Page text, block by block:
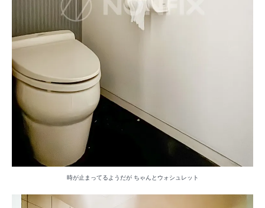
時が止まってるようだが ちゃんとウォシュレット